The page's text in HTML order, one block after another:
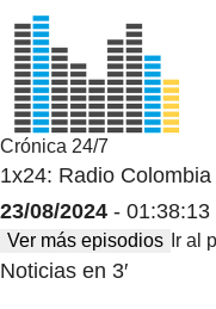
Crónica 24/7
1x24: Radio Colombia
23/08/2024 - 01:38:13
Ver más episodios Ir al
Noticias en 3′